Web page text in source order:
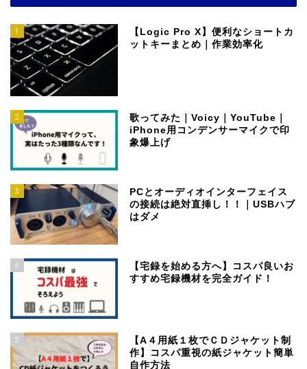
1
【Logic Pro X】便利なショートカ
ットキーまとめ｜作業効率化
2
歌ってみた｜Voicy｜YouTube｜
iPhone用コンデンサーマイクで印
象爆上げ
3
PCとオーディオインターフェイス
の接続は絶対直挿し！！｜USBハブ
はダメ
4
【宅録を始める方へ】コスパ良いお
すすめ宅録機材を完全ガイド！
5
【A４用紙１枚でＣＤジャケット制
作】コスパ重視の紙ジャケット簡単
自作方法